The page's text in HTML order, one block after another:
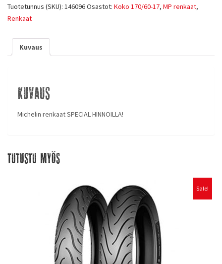
Tuotetunnus (SKU): 146096Osastot: Koko 170/60-17, MP renkaat,
Renkaat
Kuvaus
Kuvaus
Michelin renkaat SPECIAL HINNOILLA!
Tutustu myös
Sale!